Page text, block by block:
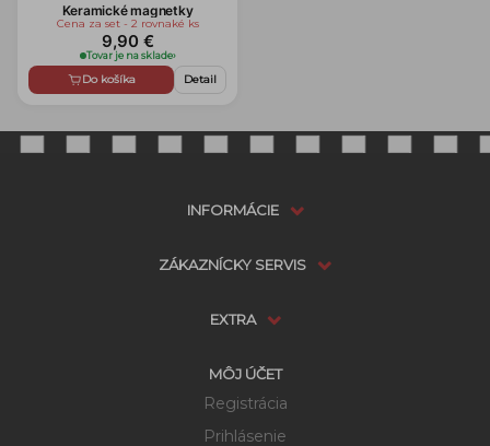
Keramické magnetky
Cena za set - 2 rovnaké ks
9,90 €
Tovar je na sklade›
Do košíka Detail
INFORMÁCIE
ZÁKAZNÍCKY SERVIS
EXTRA
MÔJ ÚČET
Registrácia
Prihlásenie